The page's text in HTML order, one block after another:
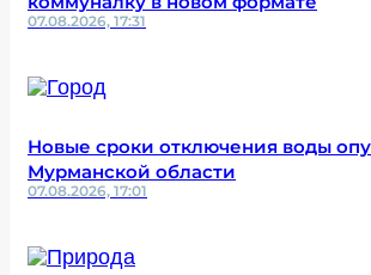
07.08.2026, 17:31
Новые сроки отключения воды
Мурманской области
07.08.2026, 17:01